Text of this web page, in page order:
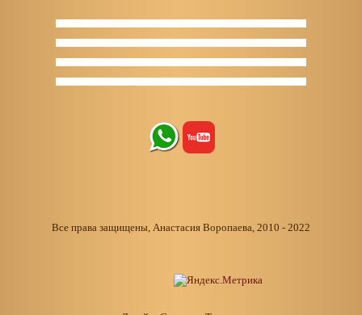
Все права защищены, Анастасия Воропаева, 2010 - 2022